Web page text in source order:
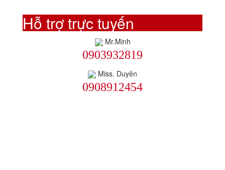
Hỗ trợ trực tuyến
Mr.Minh
0903932819
Miss. Duyên
0908912454